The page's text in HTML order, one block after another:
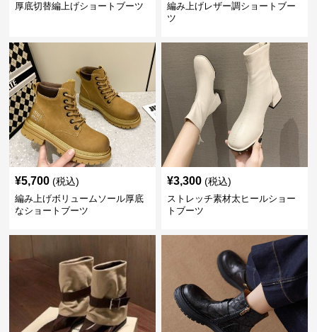
厚底切替編上げショートブーツ
編み上げレザー調ショートブー
ツ
¥5,700 (税込)
編み上げボリュームソール厚底
なショートブーツ
¥3,300 (税込)
ストレッチ素材太ヒールショー
トブーツ